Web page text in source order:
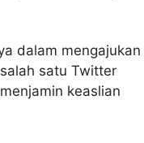
dalam mengajukan
satu Twitter
keaslian